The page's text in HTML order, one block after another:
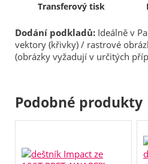
Transferový tisk
Dodání podkladů: Ideálně v
vektory (křivky) / rastrové
(obrázky vyžadují v určitých
Podobné produkty